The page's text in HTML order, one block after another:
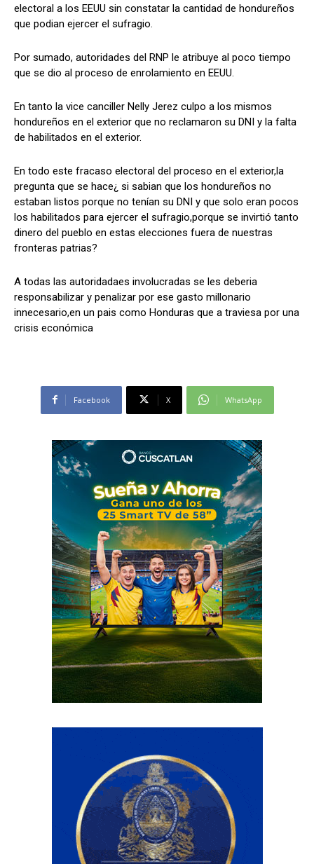
electoral a los EEUU sin constatar la cantidad de hondureños
que podian ejercer el sufragio.
Por sumado, autoridades del RNP le atribuye al poco tiempo
que se dio al proceso de enrolamiento en EEUU.
En tanto la vice canciller Nelly Jerez culpo a los mismos
hondureños en el exterior que no reclamaron su DNI y la falta
de habilitados en el exterior.
En todo este fracaso electoral del proceso en el exterior,la
pregunta que se hace¿ si sabian que los hondureños no
estaban listos porque no tenían su DNI y que solo eran pocos
los habilitados para ejercer el sufragio,porque se invirtió tanto
dinero del pueblo en estas elecciones fuera de nuestras
fronteras patrias?
A todas las autoridadaes involucradas se les deberia
responsabilizar y penalizar por ese gasto millonario
innecesario,en un pais como Honduras que a traviesa por una
crisis económica
Facebook X WhatsApp